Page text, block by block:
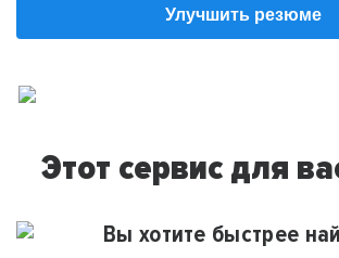
Улучшить резюме
Этот сервис для
Вы хотите быстрее